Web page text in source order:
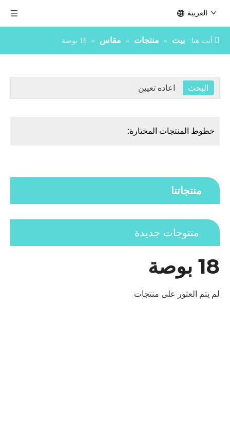
العربية
أنت هنا: بيت » منتجات » مقاس » 18 بوصة
خطوط المنتجات المختارة:
منتجاتنا
منتوجات جديدة
18 بوصة
لم يتم العثور على منتجات